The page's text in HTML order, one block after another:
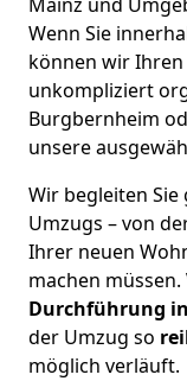
Wenn Sie
können wir
unkompliziert
Burgbernheim
unsere
Wir begleiten
Umzugs – von
Ihrer neuen
machen müssen.
Durchführung
der Umzug so
möglich verläuft.